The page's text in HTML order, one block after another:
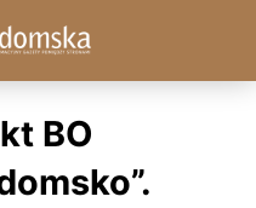
BO